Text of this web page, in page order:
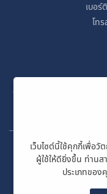
เว็บไซต์นี้ใช้คุกกี้เพื่อวั
ผู้ใช้ให้ดียิ่งขึ้น ท่านส
ประเภทของ
เบอ
โท
ได้รับการรับรองเป็นสมาชิ
© สงวนลิขสิทธิ์ พ.ศ.